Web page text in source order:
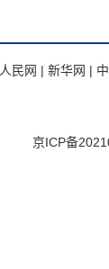
人民网 | 新华网 |
京ICP备